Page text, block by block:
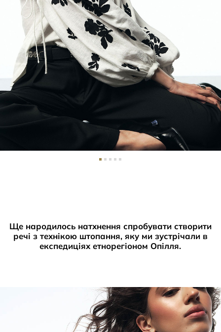
Ще народилось натхнення спробувати створити
речі з технікою штопання, яку ми зустрічали в
експедиціях етнорегіоном Опілля.